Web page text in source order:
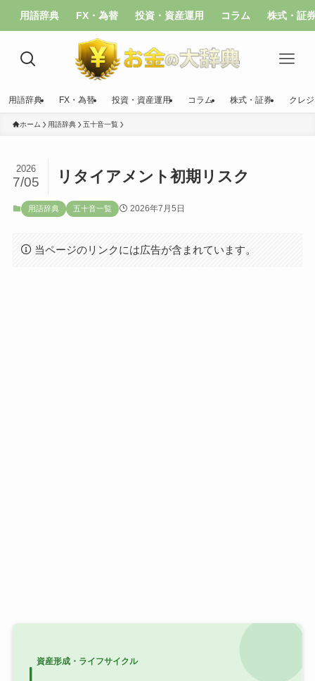
用語辞典 FX・為替 投資・資産運用 コラム 株式・証
用語辞典 FX・為替 投資・資産運用 コラム 株式・証券 クレ
ホーム 用語辞典 五十音一覧
リタイアメント初期リスク
2026
7/05
用語辞典 五十音一覧 2026年7月5日
当ページのリンクには広告が含まれています。